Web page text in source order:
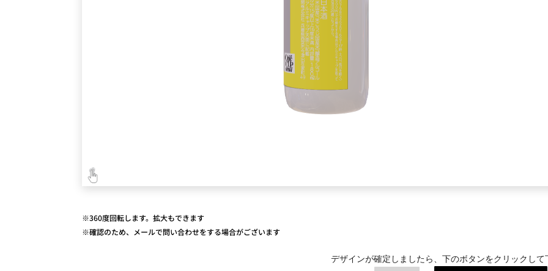
※360度回転します。拡大もできます
※確認のため、メールで問い合わせをする場合がございます
デザインが確定しましたら、下のボタンをクリックして